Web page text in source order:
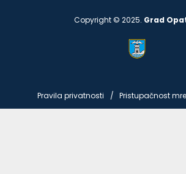
Copyright © 2025. Grad
Pravila privatnosti Pristupačnost